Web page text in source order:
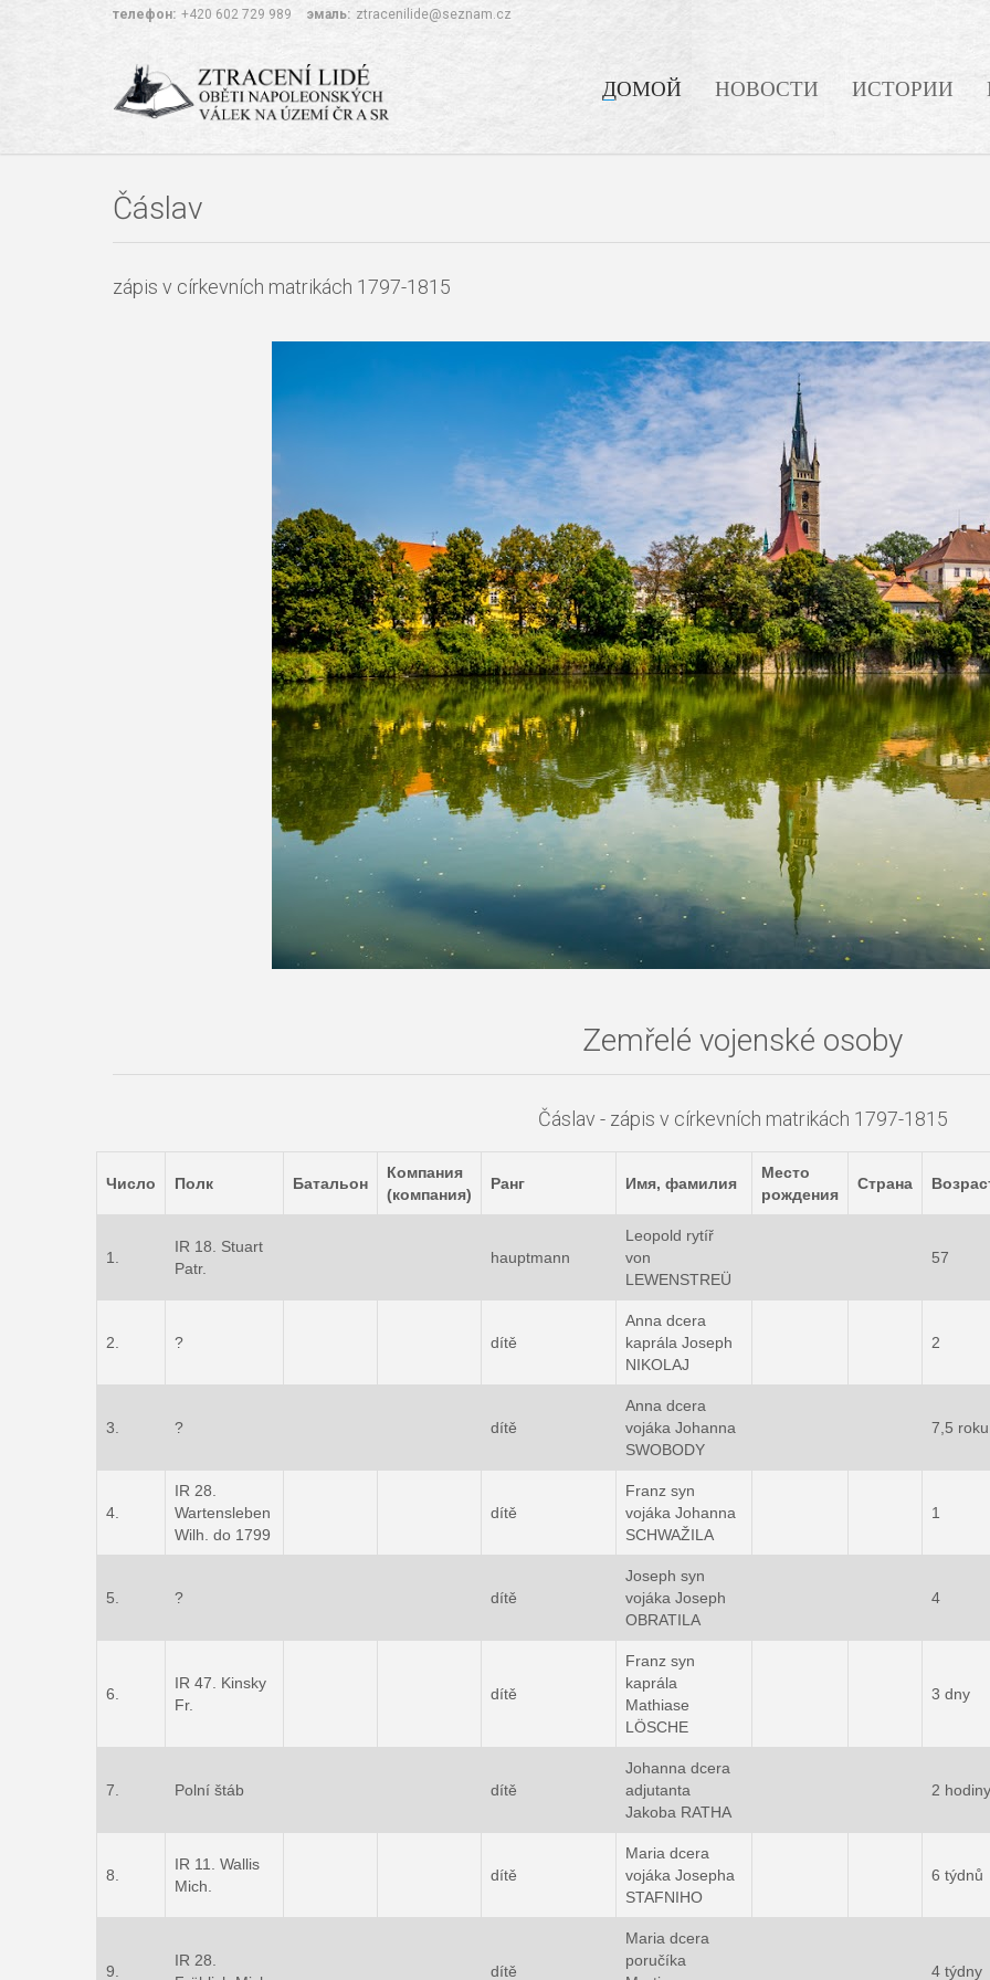
телефон: +420 602 729 989 эмаль: ztracenilide@seznam.cz
ДОМОЙ НОВОСТИ ИСТОРИИ
Čáslav
zápis v církevních matrikách 1797-1815
Zemřelé vojenské osoby
Čáslav - zápis v církevních matrikách 1797-1815
Число Полк Батальон
Компания
(компания)
Ранг Имя, фамилия
Место
рождения
Страна
1.
IR 18. Stuart
Patr.
hauptmann
Leopold rytíř
von
LEWENSTREÜ
57
2. ? dítě
Anna dcera
kaprála Joseph
NIKOLAJ
2
3. ? dítě
Anna dcera
vojáka Johanna
SWOBODY
7,5 roku
4.
IR 28.
Wartensleben
Wilh. do 1799
dítě
Franz syn
vojáka Johanna
SCHWAŽILA
1
5. ? dítě
Joseph syn
vojáka Joseph
OBRATILA
4
6.
IR 47. Kinsky
Fr.
dítě
Franz syn
kaprála
Mathiase
LÖSCHE
3 dny
7. Polní štáb dítě
Johanna dcera
adjutanta
Jakoba RATHA
2 hodiny
8.
IR 11. Wallis
Mich.
dítě
Maria dcera
vojáka Josepha
STAFNIHO
6 týdnů
9.
IR 28.
dítě
Maria dcera
poručíka
4 týdny